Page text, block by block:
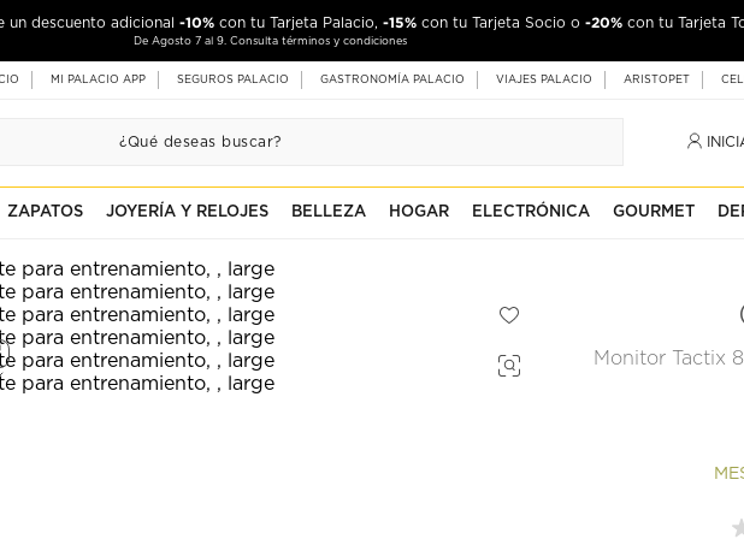
un descuento adicional -10% con tu Tarjeta Palacio, -15% con tu Tarjeta Socio o -20% con tu Tarjeta
De Agosto 7 al 9. Consulta términos y condiciones
MI PALACIO APP SEGUROS PALACIO GASTRONOMÍA PALACIO VIAJES PALACIO ARISTOPET
ZAPATOS JOYERÍA Y RELOJES BELLEZA HOGAR ELECTRÓNICA GOURMET
Monitor Tactix